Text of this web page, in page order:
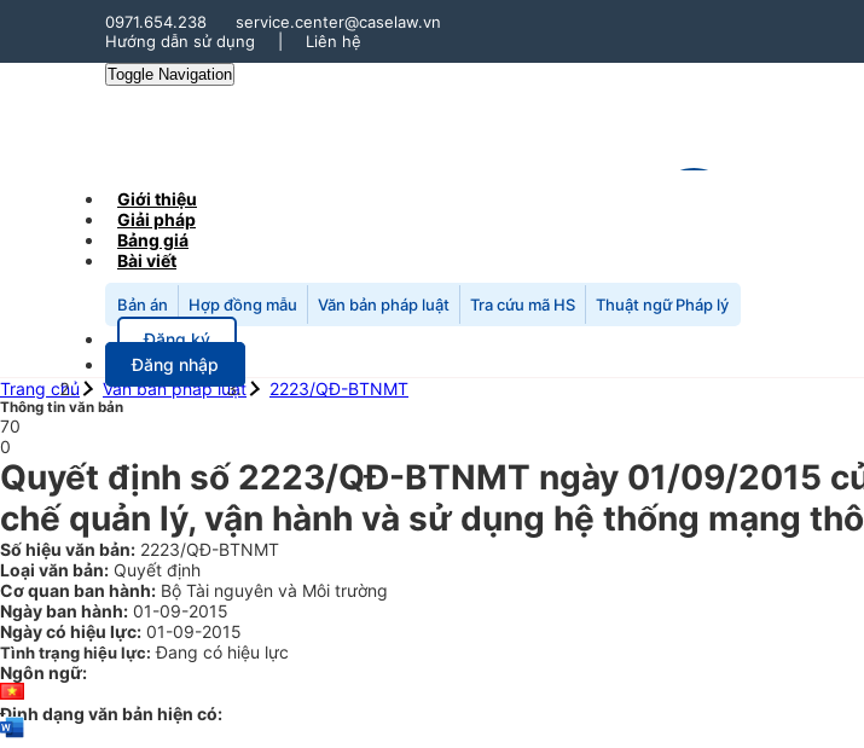
0971.654.238
service.center@caselaw.vn
Hướng dẫn sử dụng
Liên hệ
Toggle Navigation
Giới thiệu
Giải pháp
Bảng giá
Bài viết
Bản án Hợp đồng mẫu Văn bản pháp luật Tra cứu mã HS Thuật ngữ Pháp lý
Đăng ký
Đăng nhập
Trang chủ
Văn bản pháp luật 2223/QĐ-BTNMT
Thông tin văn bản
70
0
Quyết định số 2223/QĐ-BTNMT ngày 01/09/2015
chế quản lý, vận hành và sử dụng hệ thống mạng
Số hiệu văn bản: 2223/QĐ-BTNMT
Loại văn bản: Quyết định
Cơ quan ban hành: Bộ Tài nguyên và Môi trường
Ngày ban hành: 01-09-2015
Ngày có hiệu lực: 01-09-2015
Tình trạng hiệu lực: Đang có hiệu lực
Ngôn ngữ:
Định dạng văn bản hiện có: